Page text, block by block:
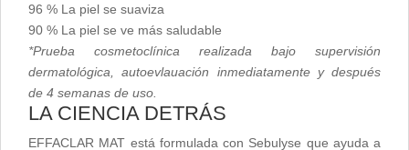
96 % La piel se suaviza
90 % La piel se ve más saludable
*Prueba cosmetoclínica realizada bajo supervisión
dermatológica, autoevlauación inmediatamente y después
de 4 semanas de uso.
LA CIENCIA DETRÁS
EFFACLAR MAT está formulada con Sebulyse que ayuda a